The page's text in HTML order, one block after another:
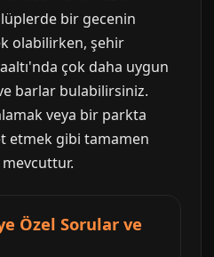
bir gecenin
olabilirken, şehir
çok daha uygun
barlar bulabilirsiniz.
veya bir parkta
etmek gibi tamamen
Özel Sorular ve